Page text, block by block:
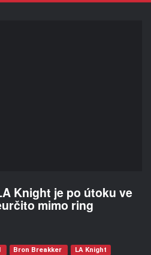
Knight je po útoku ve
mimo ring
Bron Breakker LA Knight